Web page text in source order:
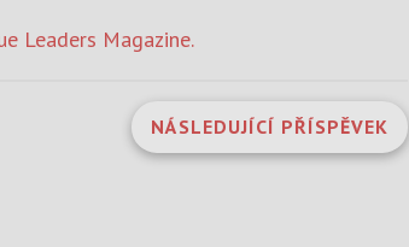
Leaders Magazine.
NÁSLEDUJÍCÍ PŘÍSPĚVEK